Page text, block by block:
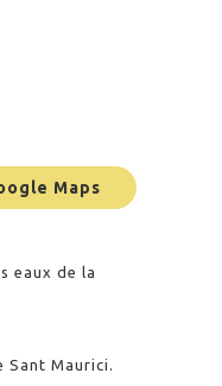
Maps
eaux de la
Sant Maurici.